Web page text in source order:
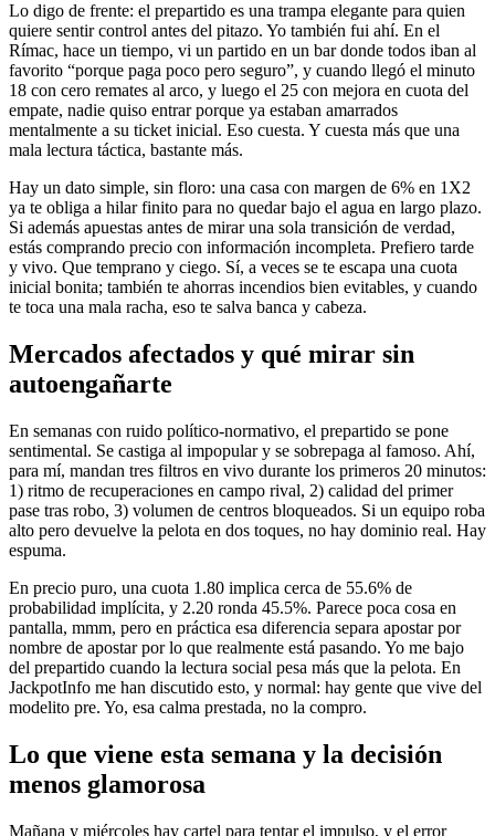
Lo digo de frente: el prepartido es una trampa elegante para quien
quiere sentir control antes del pitazo. Yo también fui ahí. En el
Rímac, hace un tiempo, vi un partido en un bar donde todos iban al
favorito “porque paga poco pero seguro”, y cuando llegó el minuto
18 con cero remates al arco, y luego el 25 con mejora en cuota del
empate, nadie quiso entrar porque ya estaban amarrados
mentalmente a su ticket inicial. Eso cuesta. Y cuesta más que una
mala lectura táctica, bastante más.
Hay un dato simple, sin floro: una casa con margen de 6% en 1X2
ya te obliga a hilar finito para no quedar bajo el agua en largo plazo.
Si además apuestas antes de mirar una sola transición de verdad,
estás comprando precio con información incompleta. Prefiero tarde
y vivo. Que temprano y ciego. Sí, a veces se te escapa una cuota
inicial bonita; también te ahorras incendios bien evitables, y cuando
te toca una mala racha, eso te salva banca y cabeza.
Mercados afectados y qué mirar sin
autoengañarte
En semanas con ruido político-normativo, el prepartido se pone
sentimental. Se castiga al impopular y se sobrepaga al famoso. Ahí,
para mí, mandan tres filtros en vivo durante los primeros 20 minutos:
1) ritmo de recuperaciones en campo rival, 2) calidad del primer
pase tras robo, 3) volumen de centros bloqueados. Si un equipo roba
alto pero devuelve la pelota en dos toques, no hay dominio real. Hay
espuma.
En precio puro, una cuota 1.80 implica cerca de 55.6% de
probabilidad implícita, y 2.20 ronda 45.5%. Parece poca cosa en
pantalla, mmm, pero en práctica esa diferencia separa apostar por
nombre de apostar por lo que realmente está pasando. Yo me bajo
del prepartido cuando la lectura social pesa más que la pelota. En
JackpotInfo me han discutido esto, y normal: hay gente que vive del
modelito pre. Yo, esa calma prestada, no la compro.
Lo que viene esta semana y la decisión
menos glamorosa
Mañana y miércoles hay cartel para tentar el impulso, y el error